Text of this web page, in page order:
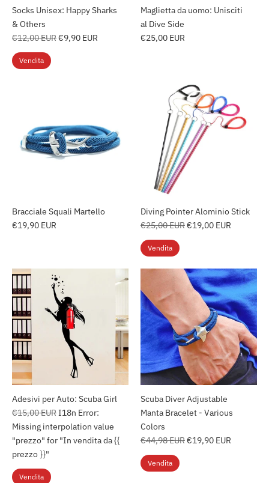
Socks Unisex: Happy Sharks
& Others
Prezzo
regolare
€12,00 EUR€9,90 EUR
Vendita
Maglietta da uomo: Unisciti
al Dive Side
€25,00 EUR
Bracciale Squali Martello
€19,90 EUR
Diving Pointer Alominio Stick
Prezzo
regolare
€25,00 EUR€19,00 EUR
Vendita
Adesivi per Auto: Scuba Girl
Prezzo
regolare
€15,00 EURI18n Error:
Missing interpolation value
"prezzo" for "In vendita da {{
prezzo }}"
Vendita
Scuba Diver Adjustable
Manta Bracelet - Various
Colors
Prezzo
regolare
€44,98 EUR€19,90 EUR
Vendita